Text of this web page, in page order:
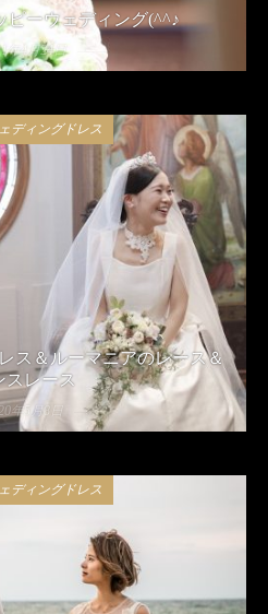
ピーウェディング(^^♪
年4月24日
ディングドレス
ス＆ルーマニアのレース＆
スレース
年5月8日
ディングドレス